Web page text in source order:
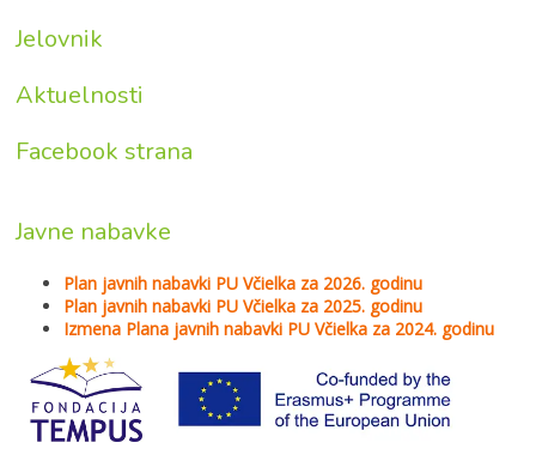
Jelovnik
Aktuelnosti
Facebook strana
Javne nabavke
Plan javnih nabavki PU Včielka za 2026. godinu
Plan javnih nabavki PU Včielka za 2025. godinu
Izmena Plana javnih nabavki PU Včielka za 2024. godinu